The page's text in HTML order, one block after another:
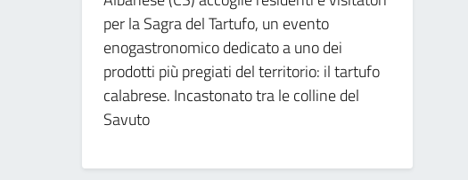
per la Sagra del Tartufo, un evento
enogastronomico dedicato a uno dei
prodotti più pregiati del territorio: il tartufo
calabrese. Incastonato tra le colline del
Savuto